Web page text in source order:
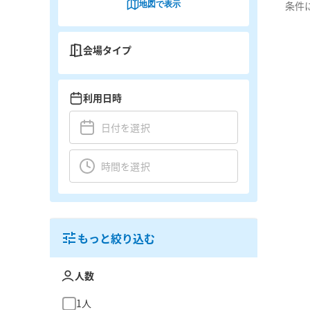
条件
地図で表示
会場タイプ
利用日時
もっと絞り込む
人数
1人